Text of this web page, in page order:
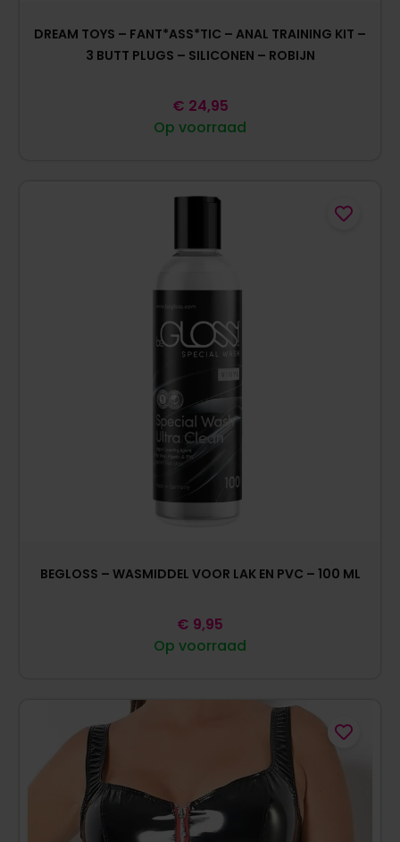
DREAM TOYS – FANT*ASS*TIC – ANAL TRAINING KIT –
3 BUTT PLUGS – SILICONEN – ROBIJN
Op voorraad
€ 24,95
BEGLOSS – WASMIDDEL VOOR LAK EN PVC – 100 ML
Op voorraad
€ 9,95